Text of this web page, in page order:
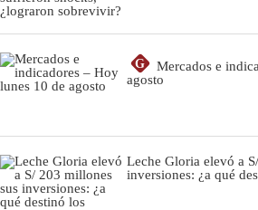
G
Mercados e
agosto
Leche Gloria elevó a
inversiones: ¿a qué